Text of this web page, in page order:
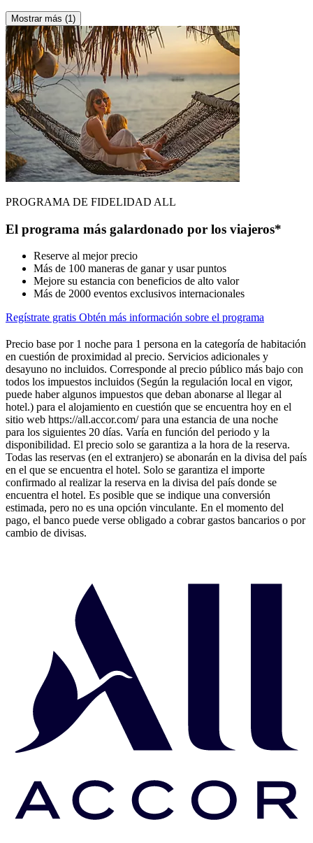
Mostrar más (1)
PROGRAMA DE FIDELIDAD ALL
El programa más galardonado por los viajeros*
Reserve al mejor precio
Más de 100 maneras de ganar y usar puntos
Mejore su estancia con beneficios de alto valor
Más de 2000 eventos exclusivos internacionales
Regístrate gratis Obtén más información sobre el programa
Precio base por 1 noche para 1 persona en la categoría de habitación
en cuestión de proximidad al precio. Servicios adicionales y
desayuno no incluidos. Corresponde al precio público más bajo con
todos los impuestos incluidos (Según la regulación local en vigor,
puede haber algunos impuestos que deban abonarse al llegar al
hotel.) para el alojamiento en cuestión que se encuentra hoy en el
sitio web https://all.accor.com/ para una estancia de una noche
para los siguientes 20 días. Varía en función del periodo y la
disponibilidad. El precio solo se garantiza a la hora de la reserva.
Todas las reservas (en el extranjero) se abonarán en la divisa del país
en el que se encuentra el hotel. Solo se garantiza el importe
confirmado al realizar la reserva en la divisa del país donde se
encuentra el hotel. Es posible que se indique una conversión
estimada, pero no es una opción vinculante. En el momento del
pago, el banco puede verse obligado a cobrar gastos bancarios o por
cambio de divisas.